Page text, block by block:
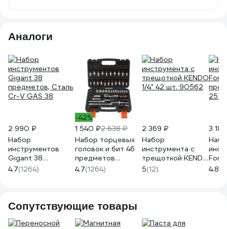
Аналоги
2 990 ₽
Набор
инструментов
Gigant 38
предметов, Сталь
Cr-V GAS 38
4.7(1264)
-42%
1 540 ₽2 638 ₽
Набор торцевых
головок и бит 46
предметов
Gigant, Сталь Cr-
V, GAS 46
4.7(1264)
2 369 ₽
Набор
инструмента с
трещоткой KENDO
1/4" 42 шт. 90562
5(12)
3
4.8
Сопутствующие товары